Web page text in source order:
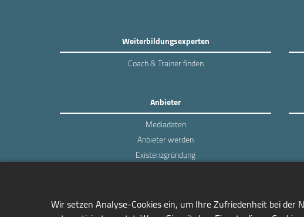
Weiterbildungsexperten
Coach & Trainer finden
Anbieter
Mediadaten
Anbieter werden
Existenzgründung
Wir setzen Analyse-Cookies ein, um Ihre Zufriedenheit bei der